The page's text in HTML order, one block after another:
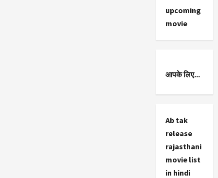
upcoming
movie
आपके लिए...
Ab tak
release
rajasthani
movie list
in hindi